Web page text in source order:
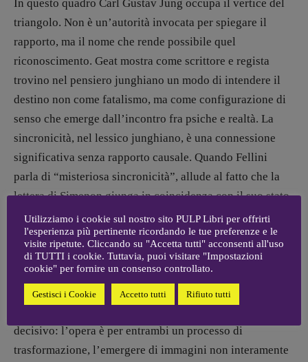
[fabio.malagnini@gmail.com]
Coordinamento Pulp for kids e social
media:
Valentina Marcoli
ARCHIVIO E AUTORI
In questo quadro Carl Gustav Jung occupa il vertice del
triangolo. Non è un’autorità invocata per spiegare il
rapporto, ma il nome che rende possibile quel
riconoscimento. Geat mostra come scrittore e regista
trovino nel pensiero junghiano un modo di intendere il
destino non come fatalismo, ma come configurazione di
senso che emerge dall’incontro fra psiche e realtà. La
sincronicità, nel lessico junghiano, è una connessione
significativa senza rapporto causale. Quando Fellini
parla di “misteriosa sincronicità”, allude al fatto che la
lettera di Simenon giunga in coincidenza con il suo stato
interiore, come se tra i due esistesse una risonanza
sottratta alla volontà e a ogni spiegazione causale. Jung
diventa così il garante simbolico di una fraternità che
non nasce dall’ideologia, ma dall’accadere. È il terzo che
permette a Simenon e Fellini di riconoscersi senza
decisivo: l’opera è per entrambi un processo di
trasformazione, l’emergere di immagini non interamente
Utilizziamo i cookie sul nostro sito PULP Libri per offrirti
l'esperienza più pertinente ricordando le tue preferenze e le
visite ripetute. Cliccando su "Accetta tutti" acconsenti all'uso
di TUTTI i cookie. Tuttavia, puoi visitare "Impostazioni
cookie" per fornire un consenso controllato.
Gestisci i Cookie Accetto tutti Rifiuto tutti